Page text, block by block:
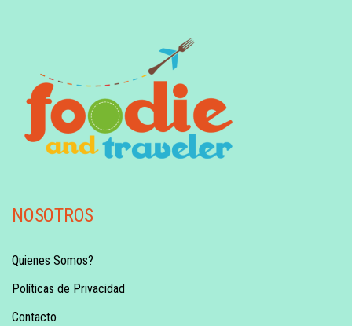
NOSOTROS
Quienes Somos?
Políticas de Privacidad
Contacto